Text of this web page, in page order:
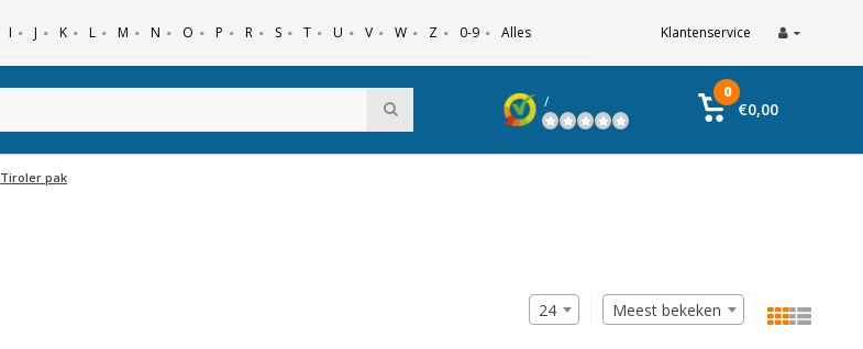
I J K L M N O P R S T U V W Z 0-9 Alles Klantenservice
/
0
€0,00
Tiroler pak
Meest bekeken
24